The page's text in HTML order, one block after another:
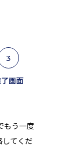
3
画面現
示
さ
もう一度
してくだ